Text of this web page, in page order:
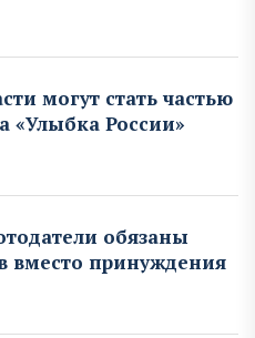
могут стать частью
«Улыбка России»
обязаны
вместо принуждения